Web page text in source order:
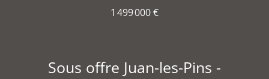
1 499 000 €
Sous offre Juan-les-Pins -